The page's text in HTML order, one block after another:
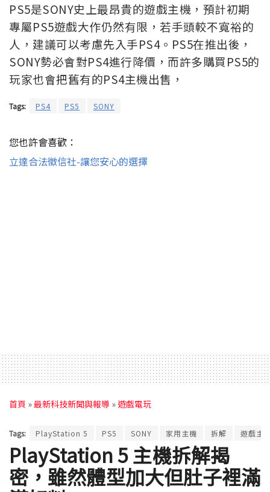
PS5是SONY史上最昂貴的遊戲主機，預計初期
專屬PS5遊戲大作仍然有限，若手頭較不寬裕的
人，建議可以考慮先入手PS4。PS5在推出後，
SONY勢必會對PS4進行降價，而許多購買PS5的
玩家也會把舊有的PS4主機出售，
Tags: PS4 PS5 SONY
您也許會喜歡：
立達合法徵信社-讓您安心的選擇
首頁 »最新科技新聞與報導 »遊戲電玩
Tags: PlayStation 5 PS5 SONY 家用主機 拆解 遊戲主
PlayStation 5 主機拆解揭
密，雖然體型加大但肚子裡滿